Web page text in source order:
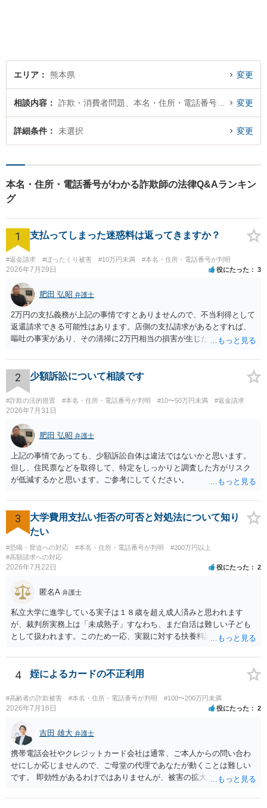
エリア 熊本県 変更
相談内容 変更
詳細条件 未選択 変更
本名・住所・電話番号がわかる詐欺師の法律Q&Aランキン
グ
1 支払ってしまった迷惑料は返ってきますか？
#返金請求 #ぼったくり被害 #10万円未満 #本名・住所・電話番号が判明
2026年7月29日 役にたった 3
肥田 弘昭 弁護士
2万円の支払義務が上記の事情ですとありませんので、不当利得として
返還請求できる可能性はあります。店側の支払請求があるとすれば、
嘔吐の事実があり、その清掃に2万円相当の損害が生じた場合です。ご
2 少額訴訟について相談です
#詐欺の法的措置 #本名・住所・電話番号が判明 #10〜50万円未満 #返金請求
2026年7月31日
肥田 弘昭 弁護士
上記の事情であっても、少額訴訟自体は違法ではないかと思います。
但し、住民票などを取得して、特定をしっかりと調査した方がリスク
が低減するかと思います。ご参考にしてください。
3
大学費用支払い拒否の可否と対処法について知り
たい
#恐喝・脅迫への対応 #本名・住所・電話番号が判明
#200万円以上
#高額請求への対応
2026年7月22日 役にたった 2
匿名A 弁護士
私立大学に進学している実子は１８歳を超え成人済みと思われます
が、裁判所実務上は「未成熟子」すなわち、まだ自活は難しい子ども
として扱われます。このため一応、実親に対する扶養料請求として法
者宛に養育費を支払っており、当該養育費は実子の進学費用の趣旨も
一部含まれています。また、私立大学進学について貴殿が了解したわ
だとしても学費の請求が裁判所によって強制される可能性は低いとい
えます。 以上整理したとおり、貴殿の事情を説明し支払えないと実子
4 姪によるカードの不正利用
#高齢者の詐欺被害 #本名・住所・電話番号が判明 #100〜200万円未満
2026年7月16日 役にたった 2
吉田 雄大 弁護士
携帯電話会社やクレジットカード会社は通常、ご本人からの問い合わ
せにしか応じませんので、ご母堂の代理であなたが動くことは難しい
です。 即効性があるわけではありませんが、被害の拡大を防ぐため、
申立に繋がることをめざして、高齢者虐待（経済的虐待）事案とし